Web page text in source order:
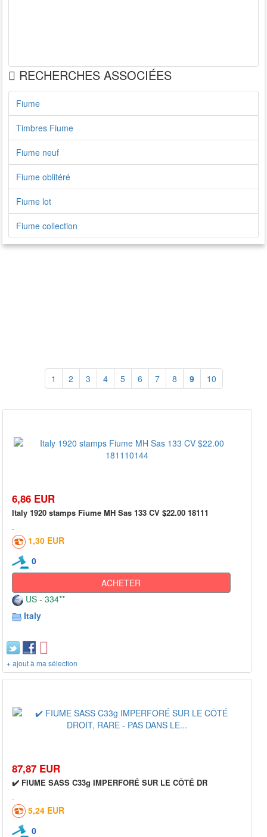
RECHERCHES ASSOCIÉES
Fiume
Timbres Fiume
Fiume neuf
Fiume oblitéré
Fiume lot
Fiume collection
1 2 3 4 5 6 7 8 9 10
6,86 EUR
Italy 1920 stamps Fiume MH Sas 133 CV $22.00 18111
1,30 EUR
0
ACHETER
US - 334**
Italy
+ ajout à ma sélection
87,87 EUR
✔️ FIUME SASS C33g IMPERFORÉ SUR LE CÔTÉ DR
5,24 EUR
0